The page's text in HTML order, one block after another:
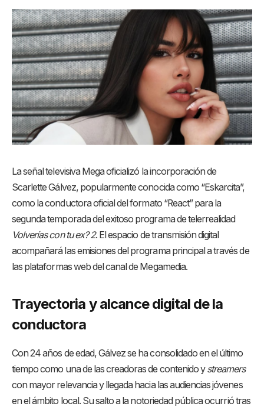
La señal televisiva Mega oficializó la incorporación de
Scarlette Gálvez, popularmente conocida como “Eskarcita”,
como la conductora oficial del formato “React” para la
segunda temporada del exitoso programa de telerrealidad
Volverías con tu ex? 2. El espacio de transmisión digital
acompañará las emisiones del programa principal a través de
las plataformas web del canal de Megamedia.
Trayectoria y alcance digital de la
conductora
Con 24 años de edad, Gálvez se ha consolidado en el último
tiempo como una de las creadoras de contenido ystreamers
con mayor relevancia y llegada hacia las audiencias jóvenes
en el ámbito local. Su salto a la notoriedad pública ocurrió tras